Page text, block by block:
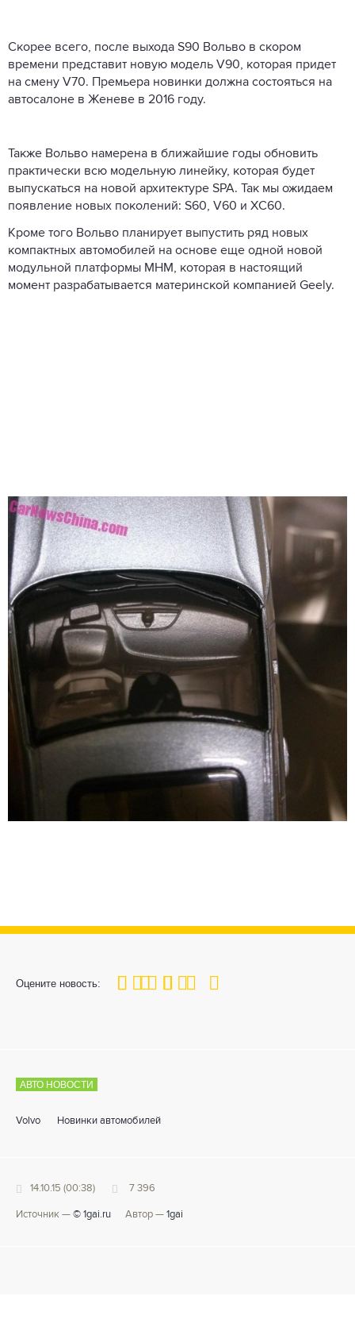
Скорее всего, после выхода S90 Вольво в скором
времени представит новую модель V90, которая придет
на смену V70. Премьера новинки должна состояться на
автосалоне в Женеве в 2016 году.
Также Вольво намерена в ближайшие годы обновить
практически всю модельную линейку, которая будет
выпускаться на новой архитектуре SPA. Так мы ожидаем
появление новых поколений: S60, V60 и XC60.
Кроме того Вольво планирует выпустить ряд новых
компактных автомобилей на основе еще одной новой
модульной платформы МНМ, которая в настоящий
момент разрабатывается материнской компанией Geely.
Оцените новость:
100
1 3 4 5
АВТО НОВОСТИ
Volvo Новинки автомобилей
14.10.15 (00:38) 7 396
Источник — © 1gai.ru Автор — 1gai